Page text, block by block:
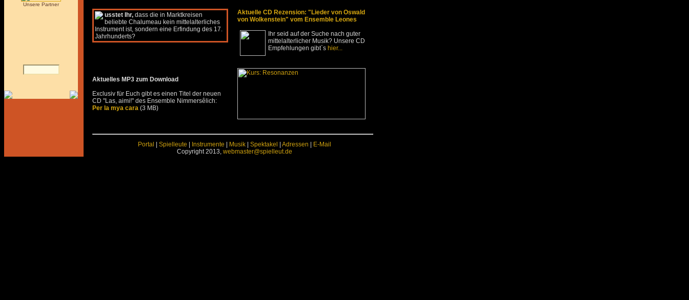
Unsere Partner
usstet Ihr, dass die in Marktkreisen
beliebte Chalumeau kein mittelalterliches
Instrument ist, sondern eine Erfindung des 17.
Jahrhunderts?
Aktuelle CD Rezension: "Lieder von Oswald
von Wolkenstein" vom Ensemble Leones
Ihr seid auf der Suche nach guter
mittelalterlicher Musik? Unsere CD
Empfehlungen gibt`s hier...
Aktuelles MP3 zum Download
Exclusiv für Euch gibt es einen Titel der neuen
CD "Las, aimi!" des Ensemble Nimmersêlich:
Per la mya cara (3 MB)
Portal Spielleute Instrumente Musik Spektakel Adressen
E-Mail
Copyright 2013, webmaster@spielleut.de